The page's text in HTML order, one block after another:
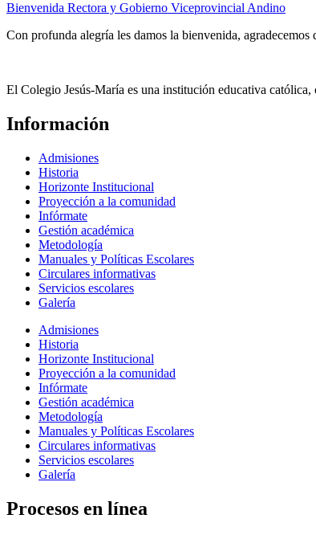
Bienvenida Rectora y Gobierno Viceprovincial Andino
Con profunda alegría les damos la bienvenida,
El Colegio Jesús-María es una institución educativa
Información
Admisiones
Historia
Horizonte Institucional
Proyección a la comunidad
Infórmate
Gestión académica
Metodología
Manuales y Políticas Escolares
Circulares informativas
Servicios escolares
Galería
Admisiones
Historia
Horizonte Institucional
Proyección a la comunidad
Infórmate
Gestión académica
Metodología
Manuales y Políticas Escolares
Circulares informativas
Servicios escolares
Galería
Procesos en línea